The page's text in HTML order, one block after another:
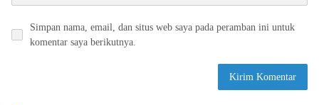
Simpan nama, email, dan situs web saya pada peramban ini untuk
komentar saya berikutnya.